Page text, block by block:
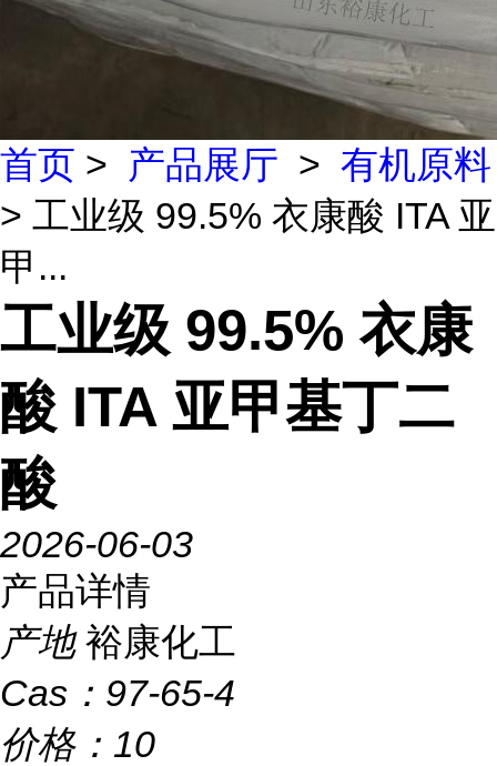
首页 > 产品展厅 > 有机原料
> 工业级 99.5% 衣康酸 ITA 亚
甲...
工业级 99.5% 衣康
酸 ITA 亚甲基丁二
酸
2026-06-03
产品详情
产地 裕康化工
Cas： 97-65-4
价格： 10